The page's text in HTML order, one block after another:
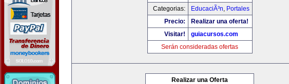
Categorias:
EducaciÃ³n, Portales
Precio:
Realizar una oferta!
Visitar!
guiacursos.com
Serán consideradas ofertas
Realizar una Oferta